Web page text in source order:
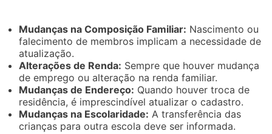
Mudanças na Composição Familiar: Nascimento ou
falecimento de membros implicam a necessidade de
atualização.
Alterações de Renda: Sempre que houver mudança
de emprego ou alteração na renda familiar.
Mudanças de Endereço: Quando houver troca de
residência, é imprescindível atualizar o cadastro.
Mudanças na Escolaridade: A transferência das
crianças para outra escola deve ser informada.